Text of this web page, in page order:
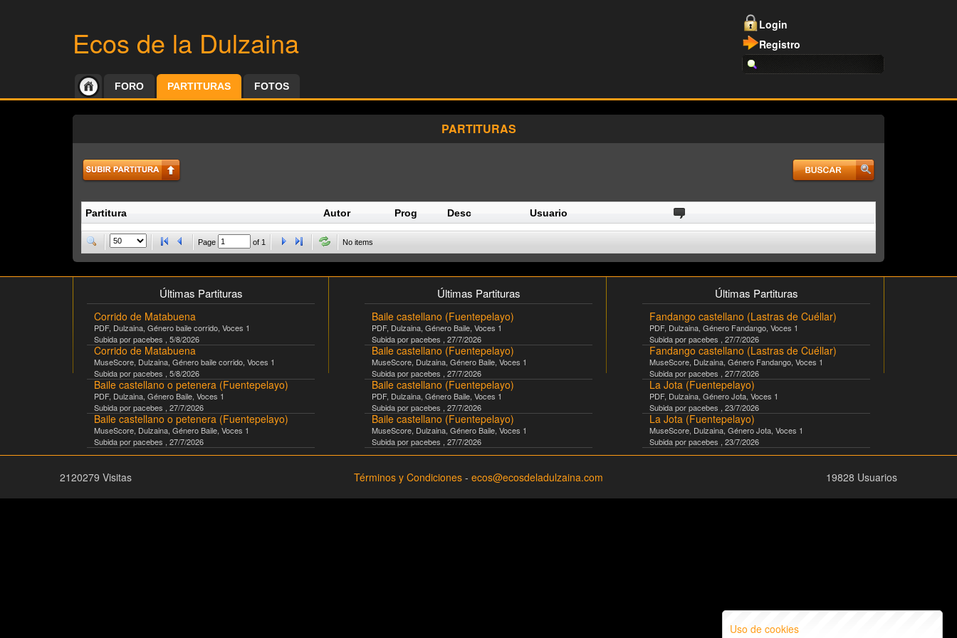
Ecos de la Dulzaina
Login
Registro
FORO PARTITURAS FOTOS
PARTITURAS
Partitura Autor Prog Desc Usuario
Page of 1 No items
Últimas Partituras
Corrido de Matabuena
PDF, Dulzaina , Génerobaile corrido , Voces 1
Subida porpacebes 5/8/2026
Corrido de Matabuena
MuseScore Dulzaina , Génerobaile corrido , Voces 1
Subida porpacebes 5/8/2026
Baile castellano o petenera (Fuentepelayo)
PDF, Dulzaina , Género Baile , Voces 1
Subida porpacebes 27/7/2026
Baile castellano o petenera (Fuentepelayo)
MuseScore Dulzaina , Género Baile , Voces 1
Subida porpacebes 27/7/2026
Últimas Partituras
Baile castellano (Fuentepelayo)
PDF, Dulzaina , Género Baile , Voces 1
Subida porpacebes 27/7/2026
Baile castellano (Fuentepelayo)
MuseScore Dulzaina , Género Baile , Voces 1
Subida porpacebes 27/7/2026
Baile castellano (Fuentepelayo)
PDF, Dulzaina , Género Baile , Voces 1
Subida porpacebes 27/7/2026
Baile castellano (Fuentepelayo)
MuseScore Dulzaina , Género Baile , Voces 1
Subida porpacebes 27/7/2026
Últimas Partituras
Fandango castellano (Lastras de Cuéllar)
PDF, Dulzaina , Género Fandango , Voces 1
Subida porpacebes 27/7/2026
Fandango castellano (Lastras de Cuéllar)
MuseScore Dulzaina , Género Fandango , Voces 1
Subida porpacebes 27/7/2026
La Jota (Fuentepelayo)
PDF, Dulzaina , GéneroJota , Voces 1
Subida porpacebes 23/7/2026
La Jota (Fuentepelayo)
MuseScore Dulzaina , GéneroJota , Voces 1
Subida porpacebes 23/7/2026
2120279 Visitas Términos y Condiciones- ecos@ecosdeladulzaina.com 19828 Usuarios
Uso de cookies